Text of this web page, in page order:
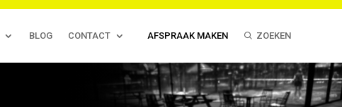
BLOG CONTACT AFSPRAAK MAKEN ZOEKEN